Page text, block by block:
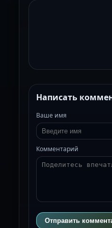
Написать
Ваше имя
Комментарий
Отправить